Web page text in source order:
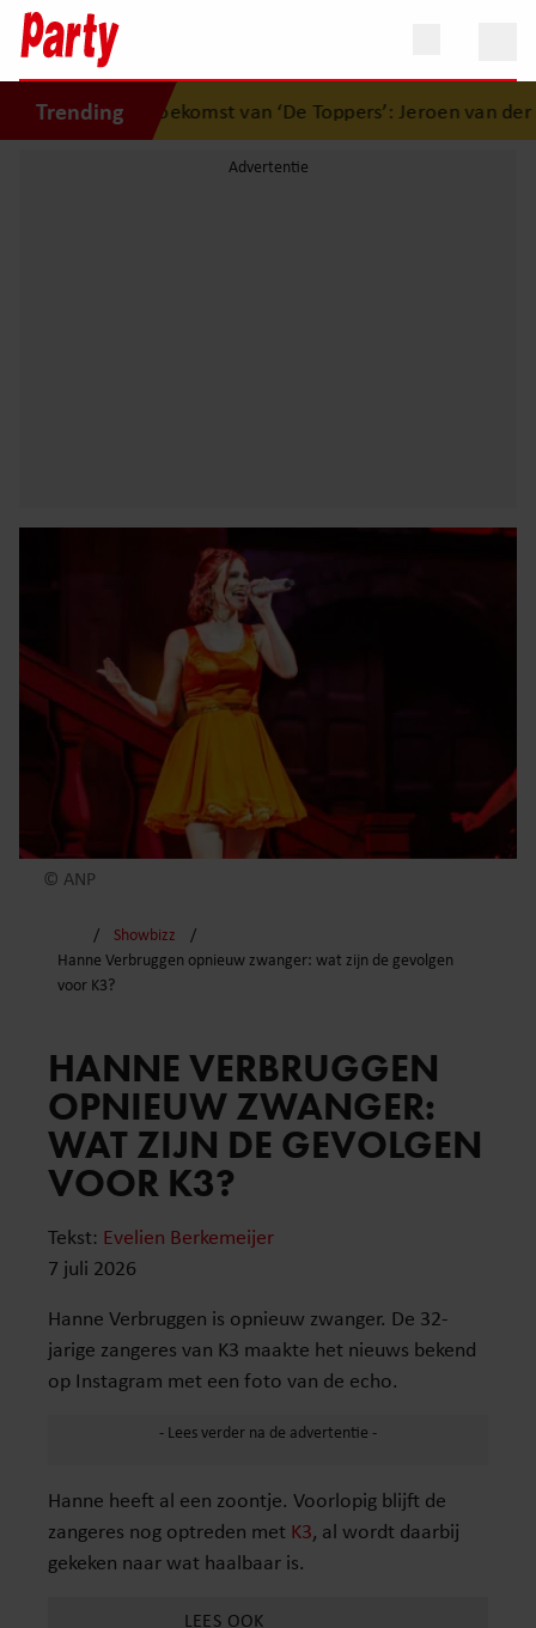
Trending
toekomst van ‘De Toppers’: Jeroen van der Boom zet
© ANP
Showbizz
Hanne Verbruggen opnieuw zwanger: wat zijn de gevolgen
voor K3?
HANNE VERBRUGGEN
OPNIEUW ZWANGER:
WAT ZIJN DE GEVOLGEN
VOOR K3?
Tekst: Evelien Berkemeijer
7 juli 2026
Hanne Verbruggen is opnieuw zwanger. De 32-
jarige zangeres van K3 maakte het nieuws bekend
op Instagram met een foto van de echo.
Hanne heeft al een zoontje. Voorlopig blijft de
zangeres nog optreden met K3, al wordt daarbij
gekeken naar wat haalbaar is.
LEES OOK